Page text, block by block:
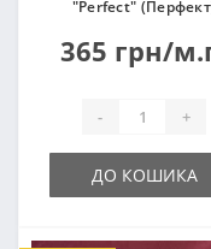
"Perfect"
365 грн/
- +
ДО КОШИКА